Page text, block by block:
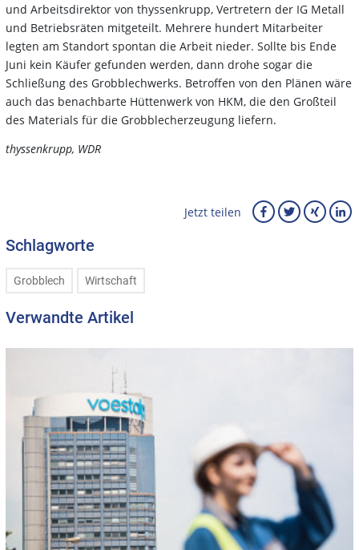
und Arbeitsdirektor von thyssenkrupp, Vertretern der IG Metall
und Betriebsräten mitgeteilt. Mehrere hundert Mitarbeiter
legten am Standort spontan die Arbeit nieder. Sollte bis Ende
Juni kein Käufer gefunden werden, dann drohe sogar die
Schließung des Grobblechwerks. Betroffen von den Plänen wäre
auch das benachbarte Hüttenwerk von HKM, die den Großteil
des Materials für die Grobblecherzeugung liefern.
thyssenkrupp, WDR
Jetzt teilen
Schlagworte
Grobblech Wirtschaft
Verwandte Artikel